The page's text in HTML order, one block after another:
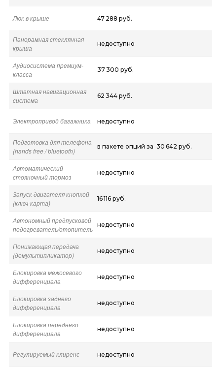
Люк в крыше 47 288 руб.
Панорамная стеклянная
крыша
недоступно
Аудиосистема премиум-
класса
37 300 руб.
Штатная навигационная
система
62 344 руб.
Электропривод багажника недоступно
Подготовка для телефона
(hands free / bluetooth)
в пакете опций за 30 642 руб.
Автоматический
стояночный тормоз
недоступно
Запуск двигателя кнопкой
(ключ-карта)
16 116 руб.
Автономный предпусковой
подогреватель/отопитель
недоступно
Понижающая передача
(демультипликатор)
недоступно
Блокировка межосевого
дифференциала
недоступно
Блокировка заднего
дифференциала
недоступно
Блокировка переднего
дифференциала
недоступно
Регулируемый клиренс недоступно